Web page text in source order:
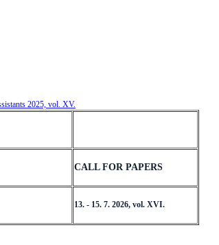
2025, vol. XV.
CALL FOR PAPERS
13. - 15. 7. 2026, vol. XVI.